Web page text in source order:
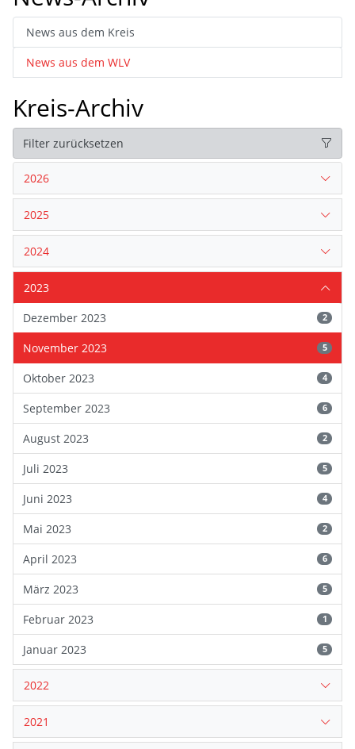
News aus dem Kreis
News aus dem WLV
Kreis-Archiv
Filter zurücksetzen
2026
2025
2024
2023
Dezember 2023
2
November 2023 5
Oktober 2023 4
September 2023 6
August 2023 2
Juli 2023 5
Juni 2023 4
Mai 2023 2
April 2023 6
März 2023 5
Februar 2023 1
Januar 2023 5
2022
2021